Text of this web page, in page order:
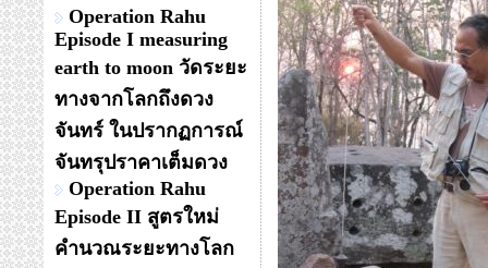
Operation Rahu
Episode I measuring
earth to moon วัดระยะ
ทางจากโลกถึงดวง
จันทร์ ในปรากฏการณ์
จันทรุปราคาเต็มดวง
Operation Rahu
Episode II สูตรใหม่
คำนวณระยะทางโลก